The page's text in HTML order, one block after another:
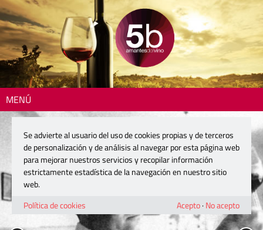
MENÚ
Se advierte al usuario del uso de cookies propias y de terceros
de personalización y de análisis al navegar por esta página web
para mejorar nuestros servicios y recopilar información
estrictamente estadística de la navegación en nuestro sitio
web.
Política de cookies
Acepto· No acepto